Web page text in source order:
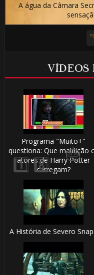
A água da Câmara
VÍDEOS
Programa "Muito+"
questiona: Que maldição
atores de Harry Potter
carregam?
A História de Severo
⚡